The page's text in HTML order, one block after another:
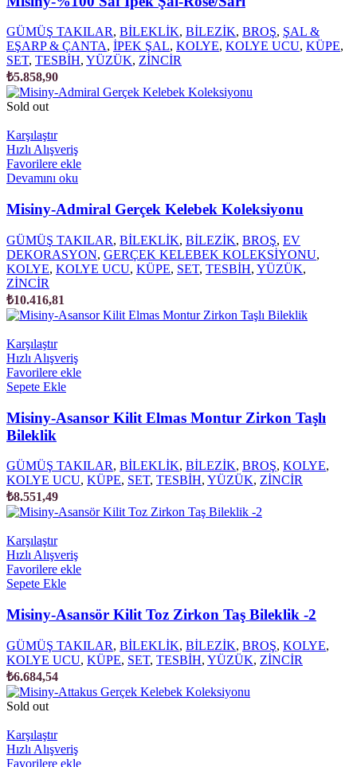
GÜMÜŞ TAKILAR, BİLEKLİK, BİLEZİK, BROŞ, ŞAL &
EŞARP & ÇANTA, İPEK ŞAL, KOLYE, KOLYE UCU, KÜPE,
SET, TESBİH, YÜZÜK, ZİNCİR
₺5.858,90
Sold out
Karşılaştır
Hızlı Alışveriş
Favorilere ekle
Devamını oku
Misiny-Admiral Gerçek Kelebek Koleksiyonu
GÜMÜŞ TAKILAR, BİLEKLİK, BİLEZİK, BROŞ, EV
DEKORASYON, GERÇEK KELEBEK KOLEKSİYONU,
KOLYE, KOLYE UCU, KÜPE, SET, TESBİH, YÜZÜK,
ZİNCİR
₺10.416,81
Karşılaştır
Hızlı Alışveriş
Favorilere ekle
Sepete Ekle
Misiny-Asansor Kilit Elmas Montur Zirkon Taşlı
Bileklik
GÜMÜŞ TAKILAR, BİLEKLİK, BİLEZİK, BROŞ, KOLYE,
KOLYE UCU, KÜPE, SET, TESBİH, YÜZÜK, ZİNCİR
₺8.551,49
Karşılaştır
Hızlı Alışveriş
Favorilere ekle
Sepete Ekle
Misiny-Asansör Kilit Toz Zirkon Taş Bileklik -2
GÜMÜŞ TAKILAR, BİLEKLİK, BİLEZİK, BROŞ, KOLYE,
KOLYE UCU, KÜPE, SET, TESBİH, YÜZÜK, ZİNCİR
₺6.684,54
Sold out
Karşılaştır
Hızlı Alışveriş
Favorilere ekle